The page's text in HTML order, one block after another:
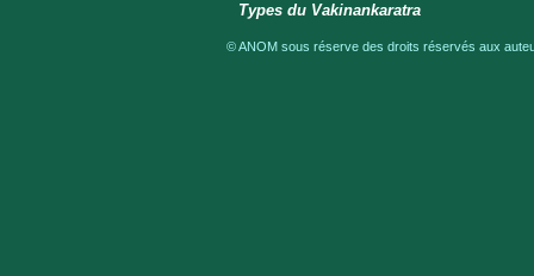
Types du Vakinankaratra
© ANOM sous réserve des droits réservés aux